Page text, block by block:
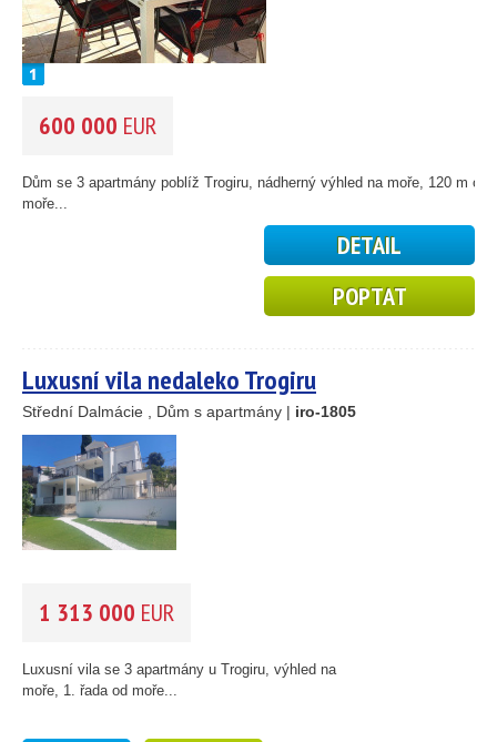
23
22
Istrie (3)
Kvarner (12)
Jižní Dalmácie
CENA(vyberte rozsah)
600 000 EUR
Dům se 3 apartmány poblíž Trogiru, nádherný výhled na moře, 120 m od
moře...
DETAIL
POPTAT
Luxusní vila nedaleko Trogiru
Střední Dalmácie , Dům s apartmány | iro-1805
1 313 000 EUR
Luxusní vila se 3 apartmány u Trogiru, výhled na
moře, 1. řada od moře...